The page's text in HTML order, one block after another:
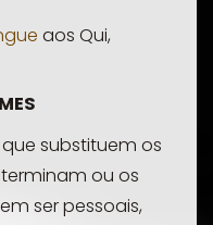
aos Qui,
substituem os
ou os
ser pessoais,